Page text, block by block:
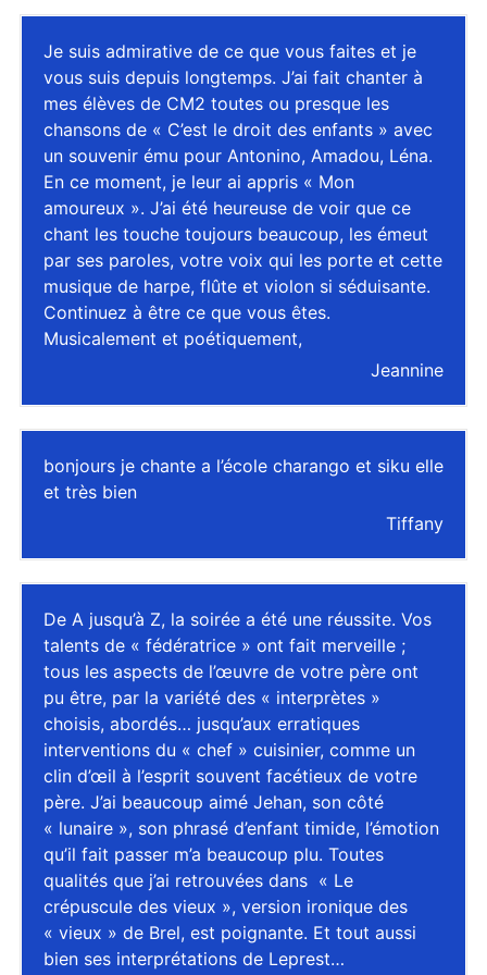
Je suis admirative de ce que vous faites et je
vous suis depuis longtemps. J’ai fait chanter à
mes élèves de CM2 toutes ou presque les
chansons de « C’est le droit des enfants » avec
un souvenir ému pour Antonino, Amadou, Léna.
En ce moment, je leur ai appris « Mon
amoureux ». J’ai été heureuse de voir que ce
chant les touche toujours beaucoup, les émeut
par ses paroles, votre voix qui les porte et cette
musique de harpe, flûte et violon si séduisante.
Continuez à être ce que vous êtes.
Musicalement et poétiquement,
Jeannine
bonjours je chante a l’école charango et siku elle
et très bien
Tiffany
De A jusqu’à Z, la soirée a été une réussite. Vos
talents de « fédératrice » ont fait merveille ;
tous les aspects de l’œuvre de votre père ont
pu être, par la variété des « interprètes »
choisis, abordés… jusqu’aux erratiques
interventions du « chef » cuisinier, comme un
clin d’œil à l’esprit souvent facétieux de votre
père. J’ai beaucoup aimé Jehan, son côté
« lunaire », son phrasé d’enfant timide, l’émotion
qu’il fait passer m’a beaucoup plu. Toutes
qualités que j’ai retrouvées dans « Le
crépuscule des vieux », version ironique des
« vieux » de Brel, est poignante. Et tout aussi
bien ses interprétations de Leprest…